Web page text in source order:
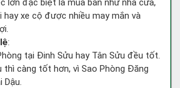
lớn đặc biệt là mua bán như nhà cửa,
xe cộ được nhiều may mắn và
:
tại Đinh Sửu hay Tân Sửu đều tốt.
thì càng tốt hơn, vì Sao Phòng Đăng
Dậu.